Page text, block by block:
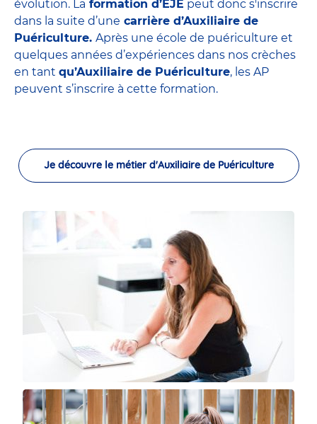
évolution. La formation d’EJE peut donc s'inscrire
dans la suite d’une carrière d’Auxiliaire de
Puériculture. Après une école de puériculture et
quelques années d’expériences dans nos crèches
en tant qu’Auxiliaire de Puériculture, les AP
peuvent s’inscrire à cette formation.
Je découvre le métier d'Auxiliaire de Puériculture